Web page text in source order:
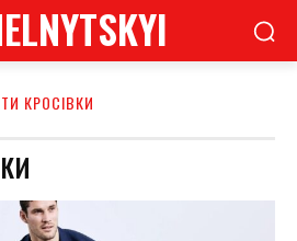
КРОСІВКИ